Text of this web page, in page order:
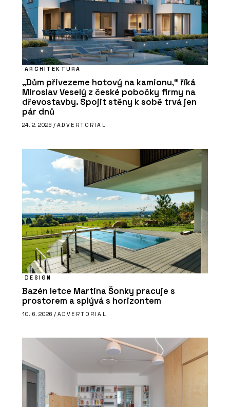
ARCHITEKTURA
„Dům přivezeme hotový na kamionu,“ říká
Miroslav Veselý z české pobočky firmy na
dřevostavby. Spojit stěny k sobě trvá jen
pár dnů
24. 2. 2026 / ADVERTORIAL
DESIGN
Bazén letce Martina Šonky pracuje s
prostorem a splývá s horizontem
10. 6. 2026 / ADVERTORIAL